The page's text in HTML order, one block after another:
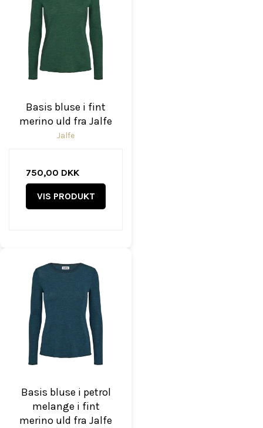
Basis bluse i fint
merino uld fra Jalfe
Jalfe
750,00 DKK
VIS PRODUKT
Basis bluse i petrol
melange i fint
merino uld fra Jalfe